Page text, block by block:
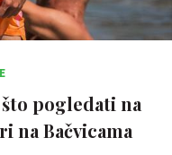
pogledati na
na Bačvicama